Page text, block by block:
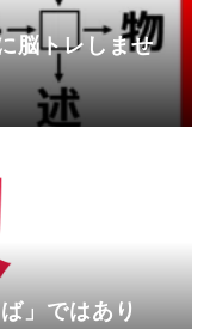
脳トレしませ
」ではあり